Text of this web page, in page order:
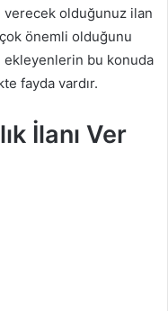
verecek olduğunuz ilan
önemli olduğunu
ekleyenlerin bu konuda
fayda vardır.
İlanı Ver